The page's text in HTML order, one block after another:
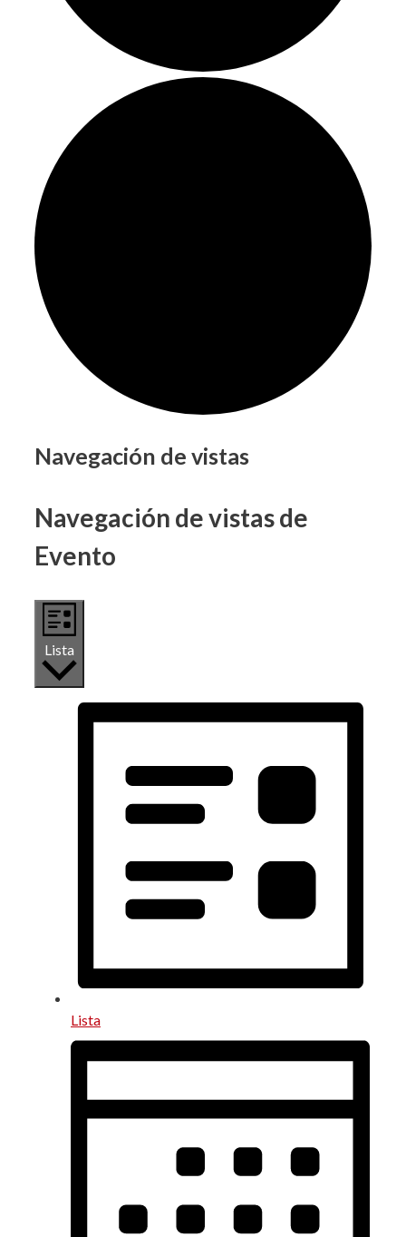
Eventos
Navegación de vistas
Navegación de vistas de
Evento
Lista
Lista